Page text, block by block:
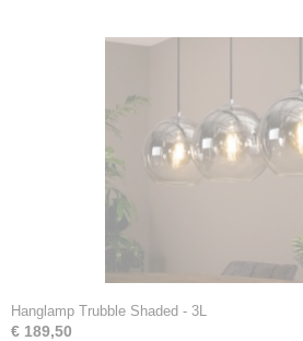
Hanglamp Trubble Shaded - 3L
€ 189,50